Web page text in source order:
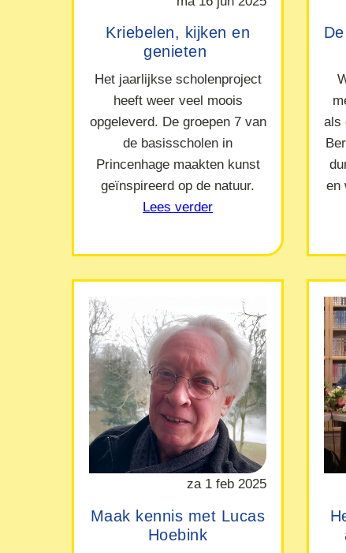
Kriebelen, kijken en
genieten
Het jaarlijkse scholenproject
heeft weer veel moois
opgeleverd. De groepen 7 van
de basisscholen in
Princenhage maakten kunst
geïnspireerd op de natuur.
Lees verder
als
en
za 1 feb 2025
Maak kennis met Lucas
Hoebink